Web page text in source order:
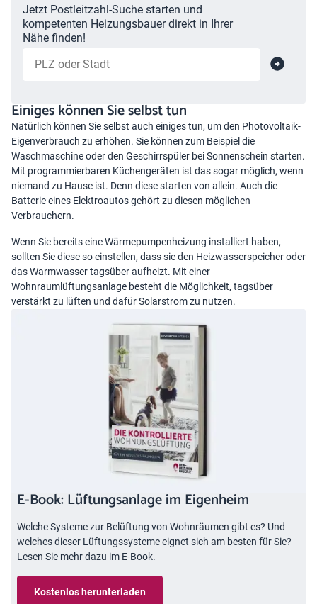
Jetzt Postleitzahl-Suche starten und
kompetenten Heizungsbauer direkt in Ihrer
Nähe finden!
Einiges können Sie selbst tun
Natürlich können Sie selbst auch einiges tun, um den Photovoltaik-
Eigenverbrauch zu erhöhen. Sie können zum Beispiel die
Waschmaschine oder den Geschirrspüler bei Sonnenschein starten.
Mit programmierbaren Küchengeräten ist das sogar möglich, wenn
niemand zu Hause ist. Denn diese starten von allein. Auch die
Batterie eines Elektroautos gehört zu diesen möglichen
Verbrauchern.
Wenn Sie bereits eine Wärmepumpenheizung installiert haben,
sollten Sie diese so einstellen, dass sie den Heizwasserspeicher oder
das Warmwasser tagsüber aufheizt. Mit einer
Wohnraumlüftungsanlage besteht die Möglichkeit, tagsüber
verstärkt zu lüften und dafür Solarstrom zu nutzen.
E-Book: Lüftungsanlage im Eigenheim
Welche Systeme zur Belüftung von Wohnräumen gibt es? Und
welches dieser Lüftungssysteme eignet sich am besten für Sie?
Lesen Sie mehr dazu im E-Book.
Kostenlos herunterladen